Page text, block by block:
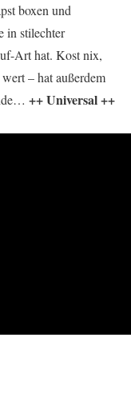
boxen und
in stilechter
Art hat. Kost nix,
– hat außerdem
++ Universal ++